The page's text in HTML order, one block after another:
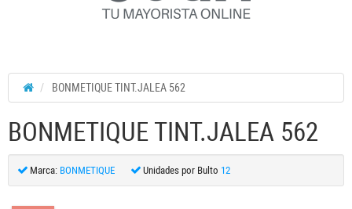
BONMETIQUE TINT.JALEA 562
BONMETIQUE TINT.JALEA 562
Marca: BONMETIQUE Unidades por Bulto 12